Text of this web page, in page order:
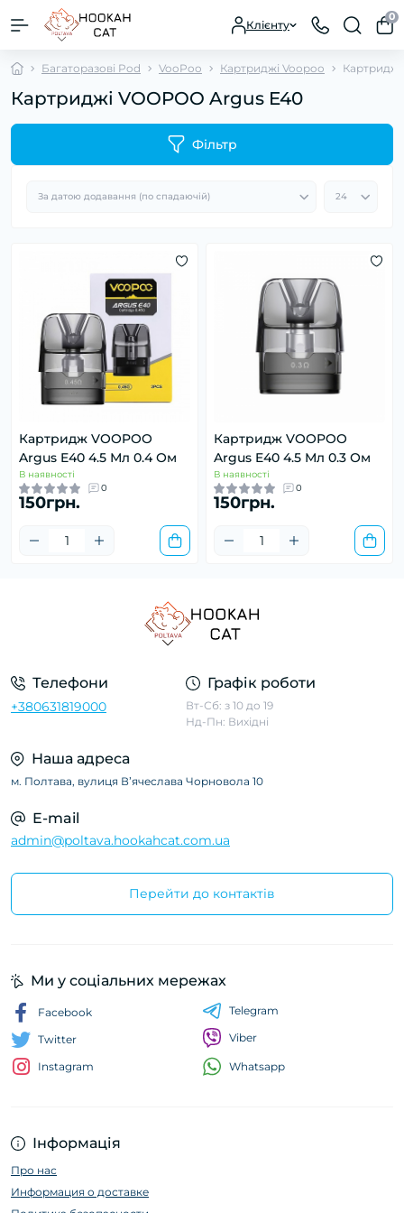
Клієнту
0
Багаторазові Pod VooPoo Картриджі Voopoo
Картриджі VOOPOO Argus E40
Фільтр
Картридж VOOPOO
Argus E40 4.5 Мл 0.4 Ом
В наявності
0
150грн.
Картридж VOOPOO
Argus E40 4.5 Мл 0.3 Ом
В наявності
0
150грн.
Телефони
+380631819000
Графік роботи
Вт-Сб: з 10 до 19
Нд-Пн: Вихідні
Наша адреса
м. Полтава, вулиця Вʼячеслава Чорновола 10
E-mail
admin@poltava.hookahcat.com.ua
Перейти до контактів
Інформація
Про нас
Информация о доставке
Ми у соціальних мережах
Facebook
Twitter
Instagram
Telegram
Viber
Whatsapp